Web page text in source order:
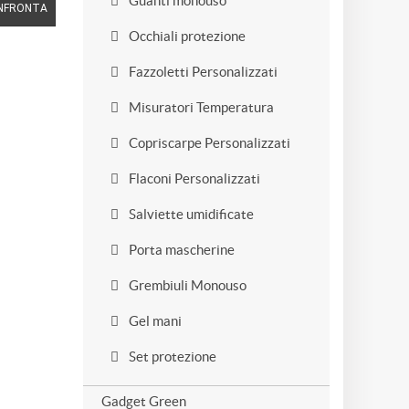
Occhiali protezione
Fazzoletti Personalizzati
Misuratori Temperatura
Copriscarpe Personalizzati
Flaconi Personalizzati
Salviette umidificate
Porta mascherine
Grembiuli Monouso
Gel mani
Set protezione
Gadget Green